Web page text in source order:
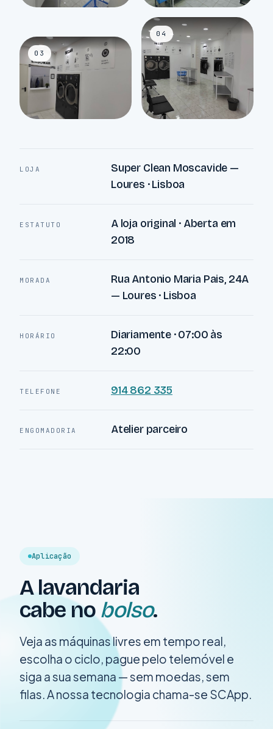
03
04
LOJA
Super Clean Moscavide —
Loures · Lisboa
ESTATUTO
A loja original · Aberta em
2018
MORADA
Rua Antonio Maria Pais, 24A
— Loures · Lisboa
HORÁRIO
Diariamente · 07:00 às
22:00
TELEFONE 914 862 335
ENGOMADORIA Atelier parceiro
Aplicação
A lavandaria
cabe nobolso.
Veja as máquinas livres em tempo real,
escolha o ciclo, pague pelo telemóvel e
siga a sua semana — sem moedas, sem
filas. A nossa tecnologia chama-se SCApp.